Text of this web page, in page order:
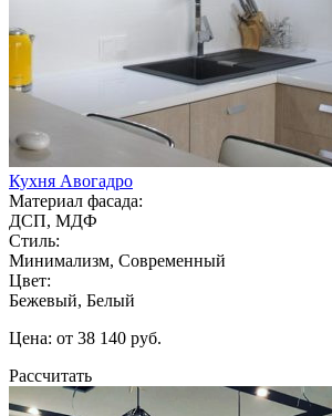
Кухня Авогадро
Материал фасада:
ДСП, МДФ
Стиль:
Минимализм, Современный
Цвет:
Бежевый, Белый
Цена: от 38 140 руб.
Рассчитать